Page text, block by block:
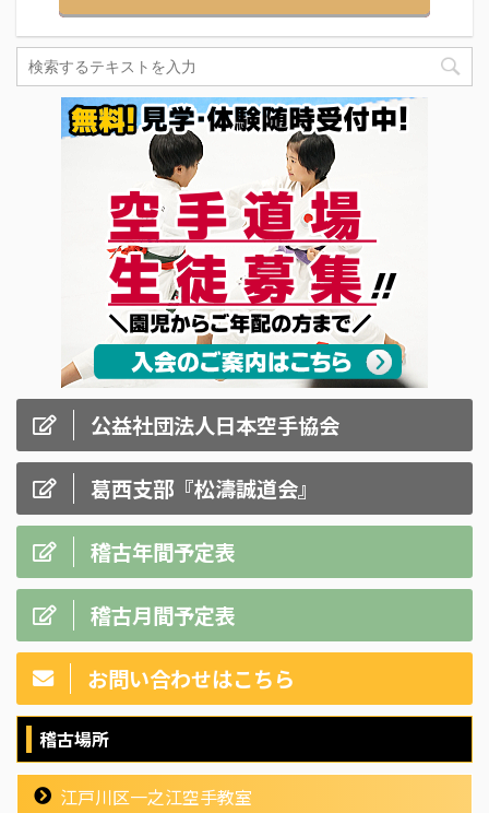
公益社団法人日本空手協会
葛西支部『松濤誠道会』
稽古年間予定表
稽古月間予定表
お問い合わせはこちら
稽古場所
江戸川区一之江空手教室